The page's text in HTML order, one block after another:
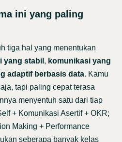
ini yang paling
tiga hal yang menentukan
yang stabil , komunikasi yang
adaptif berbasis data. Kamu
tapi paling cepat terasa
menyentuh satu dari tiap
+ Komunikasi Asertif + OKR;
Making + Performance
seberapa banyak kelas